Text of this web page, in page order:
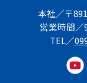
本社 〒
営業時間
TEL